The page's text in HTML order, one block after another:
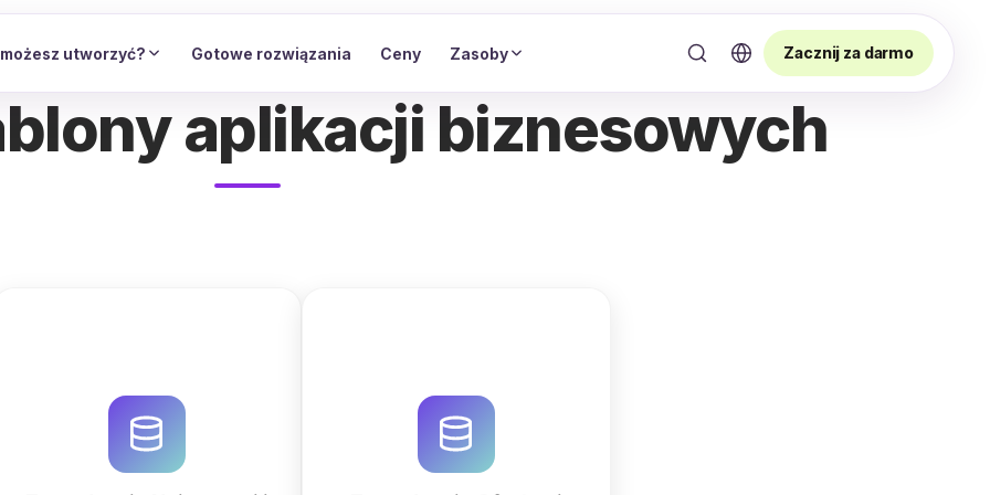
utworzyć? Gotowe rozwiązania Ceny Zasoby Zacznij za darmo
aplikacji biznesowych
najemcami i mieszkańcami dzięki
inteligentnemu CRM. Twórz bazy
danych, automatyzuj płatności i
raporty z QuintaDB AI. Sprawdź
ofertami nieruchomości dzięki
relacyjnej bazie danych
QuintaDB. Automatyzuj workflow i
twórz portale z pomocą AI CRM